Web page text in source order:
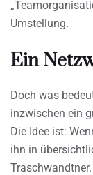
Umstellung.
Ein
Doch was
inzwischen ein
Die Idee ist:
ihn in